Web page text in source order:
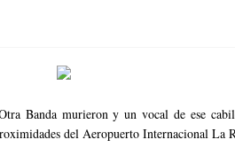
Banda murieron y un vocal de ese
del Aeropuerto Internacional La